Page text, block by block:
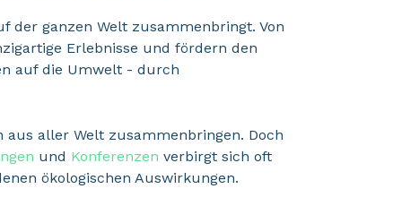
der ganzen Welt zusammenbringt. Von
Erlebnisse und fördern den
auf die Umwelt - durch
aller Welt zusammenbringen. Doch
und Konferenzen verbirgt sich oft
ökologischen Auswirkungen.